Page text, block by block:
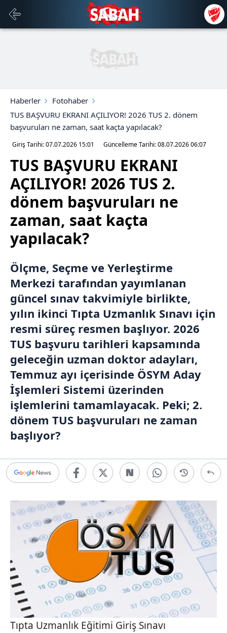
Haberler
Fotohaber
TUS BAŞVURU EKRANI AÇILIYOR! 2026 TUS 2. dönem
başvuruları ne zaman, saat kaçta yapılacak?
Giriş Tarihi: 07.07.2026 15:01 Güncelleme Tarihi: 08.07.202606:07
TUS BAŞVURU EKRANI
AÇILIYOR! 2026 TUS 2.
dönem başvuruları ne
zaman, saat kaçta
yapılacak?
Ölçme, Seçme ve Yerleştirme
Merkezi tarafından yayımlanan
güncel sınav takvimiyle birlikte,
yılın ikinci Tıpta Uzmanlık Sınavı için
resmi süreç resmen başlıyor. 2026
TUS başvuru tarihleri kapsamında
geleceğin uzman doktor adayları,
Temmuz ayı içerisinde ÖSYM Aday
İşlemleri Sistemi üzerinden
işlemlerini tamamlayacak. Peki; 2.
dönem TUS başvuruları ne zaman
başlıyor?
Tıpta Uzmanlık Eğitimi Giriş Sınavı